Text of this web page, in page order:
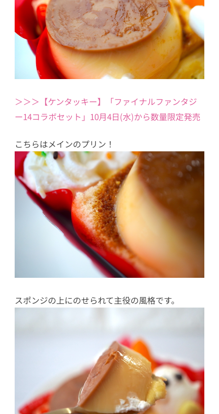
＞＞＞【ケンタッキー】「ファイナルファンタジ
ー14コラボセット」10月4日(水)から数量限定発売
こちらはメインのプリン！
スポンジの上にのせられて主役の風格です。